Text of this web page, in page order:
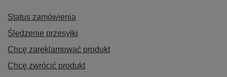
Status zamówienia
Śledzenie przesyłki
Chcę zareklamować produkt
Chcę zwrócić produkt